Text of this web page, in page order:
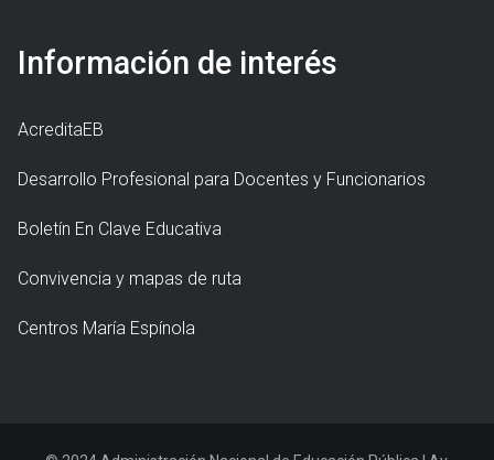
Información de interés
AcreditaEB
Desarrollo Profesional para Docentes y Funcionarios
Boletín En Clave Educativa
Convivencia y mapas de ruta
Centros María Espínola